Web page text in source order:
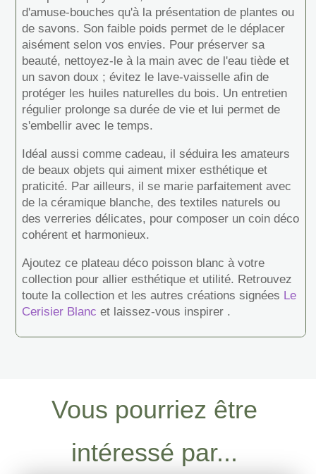
d'amuse-bouches qu'à la présentation de plantes ou
de savons. Son faible poids permet de le déplacer
aisément selon vos envies. Pour préserver sa
beauté, nettoyez-le à la main avec de l'eau tiède et
un savon doux ; évitez le lave-vaisselle afin de
protéger les huiles naturelles du bois. Un entretien
régulier prolonge sa durée de vie et lui permet de
s'embellir avec le temps.
Idéal aussi comme cadeau, il séduira les amateurs
de beaux objets qui aiment mixer esthétique et
praticité. Par ailleurs, il se marie parfaitement avec
de la céramique blanche, des textiles naturels ou
des verreries délicates, pour composer un coin déco
cohérent et harmonieux.
Ajoutez ce plateau déco poisson blanc à votre
collection pour allier esthétique et utilité. Retrouvez
toute la collection et les autres créations signées Le
Cerisier Blanc et laissez-vous inspirer .
Vous pourriez être
intéressé par...